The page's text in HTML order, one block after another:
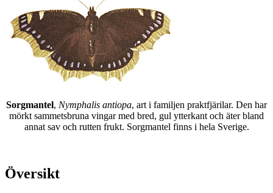
Sorgmantel, Nymphalis antiopa, art i familjen praktfjärilar. Den har
mörkt sammetsbruna vingar med bred, gul ytterkant och äter bland
annat sav och rutten frukt. Sorgmantel finns i hela Sverige.
Översikt